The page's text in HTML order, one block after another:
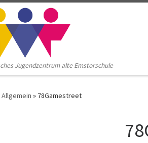
Jugendzentrum alte Emstorschule
Allgemein » 78Gamestreet